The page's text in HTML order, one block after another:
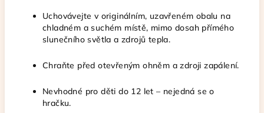
Uchovávejte v originálním, uzavřeném obalu na
chladném a suchém místě, mimo dosah přímého
slunečního světla a zdrojů tepla.
Chraňte před otevřeným ohněm a zdroji zapálení.
Nevhodné pro děti do 12 let – nejedná se o
hračku.